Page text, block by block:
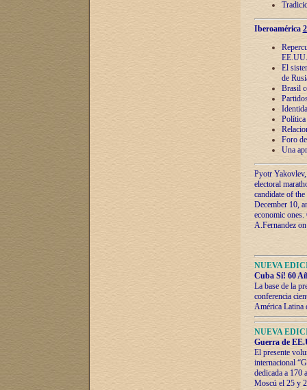
Iberoamérica
EE.UU.
El
de
Brasil
Política
Foro
Una
Pyotr
electoral
candidate of
December 10,
economic
A.Fernandez
NUEVA
Cuba Sí! 60
La base de la
conferencia
América Latina
NUEVA
Guerra de
El presente
internacional
dedicada a 170
Moscú el 25 y